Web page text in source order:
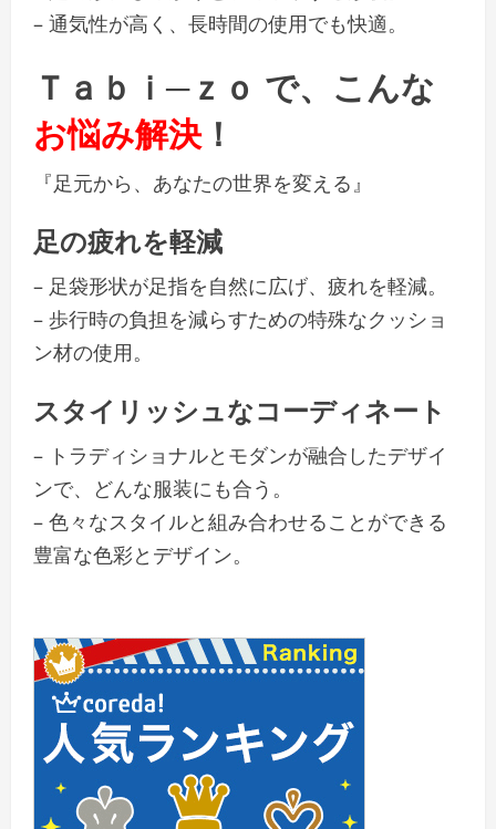
– 通気性が高く、長時間の使用でも快適。
Ｔａｂｉ─ｚｏ で、こんな
お悩み解決！
『足元から、あなたの世界を変える』
足の疲れを軽減
– 足袋形状が足指を自然に広げ、疲れを軽減。
– 歩行時の負担を減らすための特殊なクッショ
ン材の使用。
スタイリッシュなコーディネート
– トラディショナルとモダンが融合したデザイ
ンで、どんな服装にも合う。
– 色々なスタイルと組み合わせることができる
豊富な色彩とデザイン。